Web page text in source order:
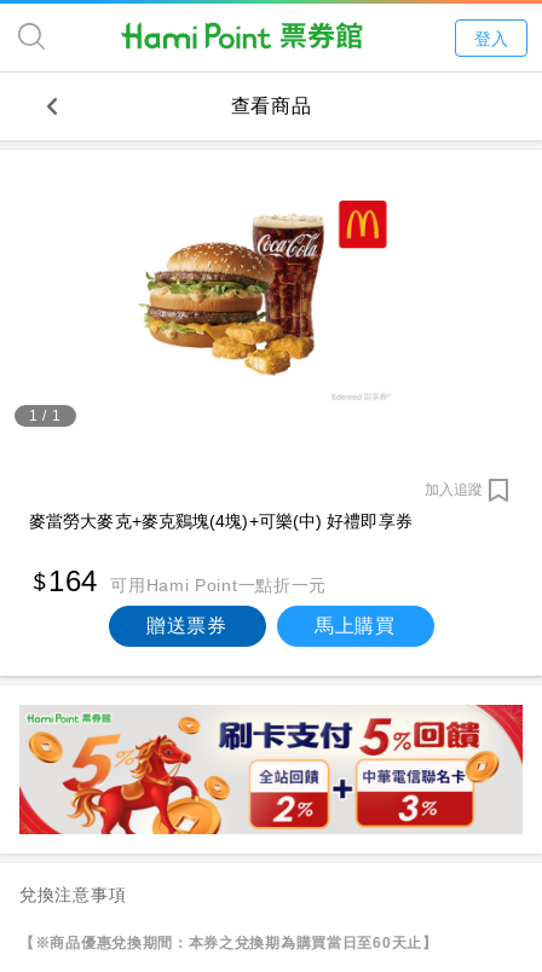
登入
查看商品
1 / 1
加入追蹤
麥當勞大麥克+麥克鷄塊(4塊)+可樂(中) 好禮即享券
164 可用Hami Point一點折一元
贈送票券 馬上購買
兌換注意事項
【※商品優惠兌換期間：本券之兌換期為購買當日至60天止】